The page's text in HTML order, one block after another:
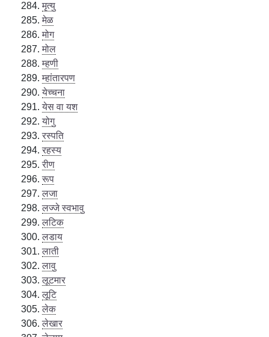
मृत्यु
मेळ
मोग
मोल
म्हणी
म्हांतारपण
येच्चना
येस वा यश
योगु
रस्पति
रहस्य
रीण
रूप
लजा
लज्जे स्वभावु
लटिक
लडाय
लाती
लावु
लूटमार
लूटि
लेक
लेखार